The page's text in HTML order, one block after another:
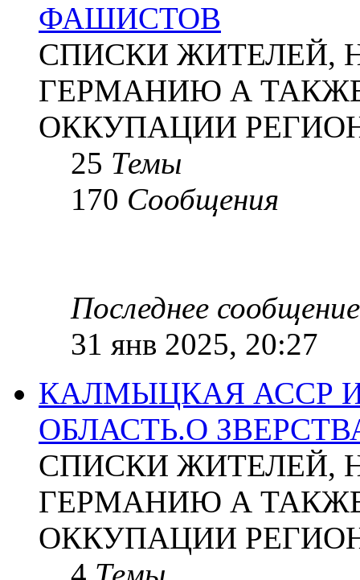
ФАШИСТОВ
СПИСКИ ЖИТЕЛЕЙ,
ГЕРМАНИЮ А
ОККУПАЦИИ
25 Темы
170 Сообщения
Последнее сообщение
31 янв 2025, 20:27
КАЛМЫЦКАЯ АССР
ОБЛАСТЬ.О
СПИСКИ ЖИТЕЛЕЙ,
ГЕРМАНИЮ А
ОККУПАЦИИ